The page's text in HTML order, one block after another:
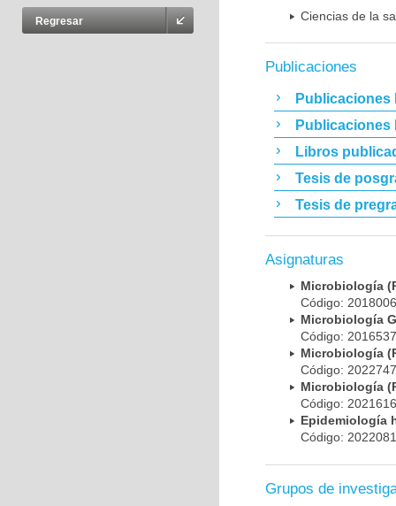
Regresar Ciencias de la
Publicaciones
Publicaciones
Publicaciones
Libros
Tesis de
Tesis de
Asignaturas
Microbiología
Código:
Microbiología
Código:
Microbiología
Código:
Microbiología
Código:
Epidemiología
Código:
Grupos de